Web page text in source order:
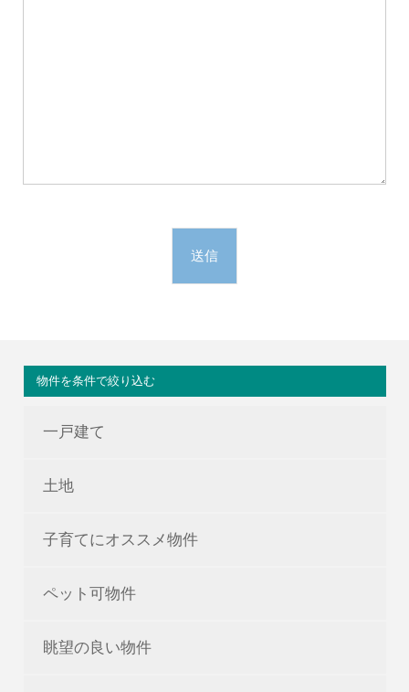
物件を条件で絞り込む
一戸建て
土地
子育てにオススメ物件
ペット可物件
眺望の良い物件